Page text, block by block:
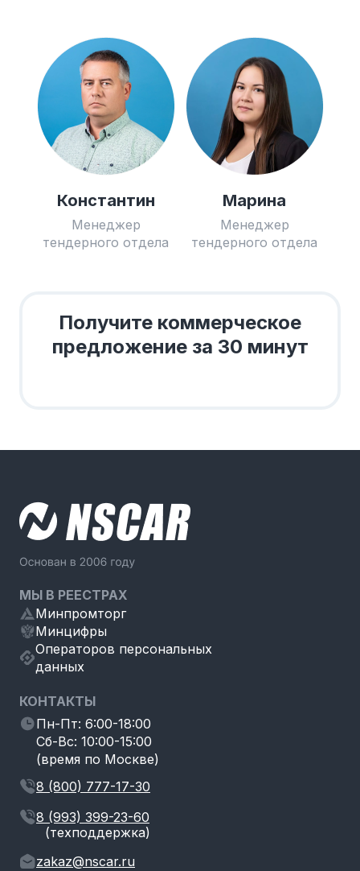
Константин
Менеджер
тендерного отдела
Марина
Менеджер
тендерного отдела
Получите коммерческое
предложение за 30 минут
МЫ В РЕЕСТРАХ
Минпромторг
Минцифры
Операторов персональных
данных
КОНТАКТЫ
Пн-Пт: 6:00-18:00
Сб-Вс: 10:00-15:00
(время по Москве)
8 (800) 777-17-30
8 (993) 399-23-60
(техподдержка)
zakaz@nscar.ru